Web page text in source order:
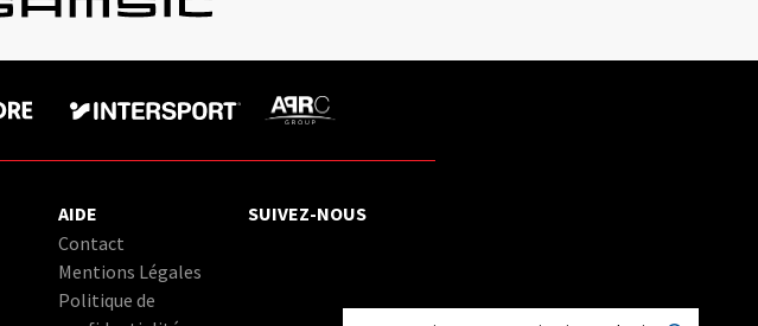
AIDE
Contact
Mentions Légales
Politique de
SUIVEZ-NOUS